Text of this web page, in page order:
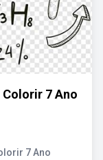
7 Ano
7 Ano